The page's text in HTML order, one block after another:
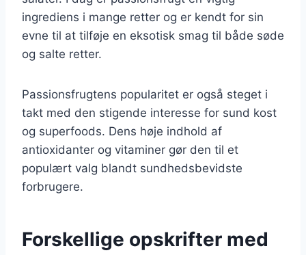
ingrediens i mange retter og er kendt for sin
evne til at tilføje en eksotisk smag til både søde
og salte retter.
Passionsfrugtens popularitet er også steget i
takt med den stigende interesse for sund kost
og superfoods. Dens høje indhold af
antioxidanter og vitaminer gør den til et
populært valg blandt sundhedsbevidste
forbrugere.
Forskellige opskrifter med